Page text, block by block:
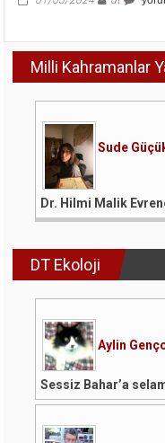
için
Milli Kahramanlar
Sude
Dr. Hilmi Malik
DT Ekoloji
Aylin
Sessiz Bahar’a